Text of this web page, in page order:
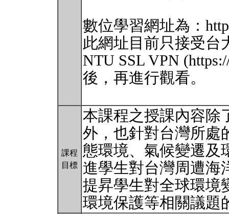
數位學習網址為：
此網址目前只接受台
NTU SSL VPN
後，再進行觀看。
課程
目標
本課程之授課內容除
外，也針對台灣所處
態環境、氣候變遷及
進學生對台灣周遭海
提昇學生對全球環境
環境保護等相關議